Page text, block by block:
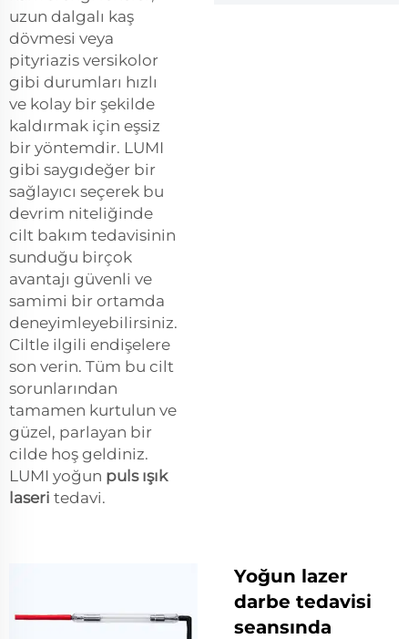
uzun dalgalı kaş
dövmesi veya
pityriazis versikolor
gibi durumları hızlı
ve kolay bir şekilde
kaldırmak için eşsiz
bir yöntemdir. LUMI
gibi saygıdeğer bir
sağlayıcı seçerek bu
devrim niteliğinde
cilt bakım tedavisinin
sunduğu birçok
avantajı güvenli ve
samimi bir ortamda
deneyimleyebilirsiniz.
Ciltle ilgili endişelere
son verin. Tüm bu cilt
sorunlarından
tamamen kurtulun ve
güzel, parlayan bir
cilde hoş geldiniz.
LUMI yoğun puls ışık
laseri tedavi.
Yoğun lazer
darbe tedavisi
seansında